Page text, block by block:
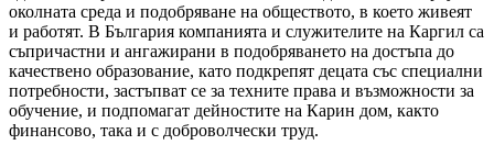
околната среда и подобряване на обществото, в което живеят
и работят. В България компанията и служителите на Каргил са
съпричастни и ангажирани в подобряването на достъпа до
качествено образование, като подкрепят децата със специални
потребности, застъпват се за техните права и възможности за
обучение, и подпомагат дейностите на Карин дом, както
финансово, така и с доброволчески труд.